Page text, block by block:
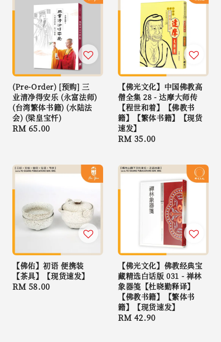
(Pre-Order) [预购] 三
业清净得安乐 (永富法师)
(台湾繁体书籍) (水陆法
会) (梁皇宝忏)
Regular
RM 65.00
【佛光文化】中国佛教高
僧全集 28 - 达摩大师传
【程世和着】【佛教书
籍】【繁体书籍】【现货
速发】
Regular
RM 35.00
【佛佑】初语 便携装
【茶具】【现货速发】
Regular
RM 58.00
【佛光文化】佛教经典宝
藏精选白话版 031 - 禅林
象器笺【杜晓勤释译】
【佛教书籍】【繁体书
籍】【现货速发】
Regular
RM 42.90